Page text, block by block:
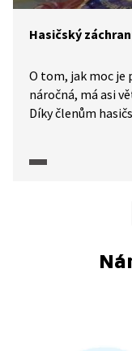
Hasičský
O tom, jak moc je
náročná, má asi
Díky členům
i konkrétní
po fyzické, ale i
ze strany celé
záchrannou akci